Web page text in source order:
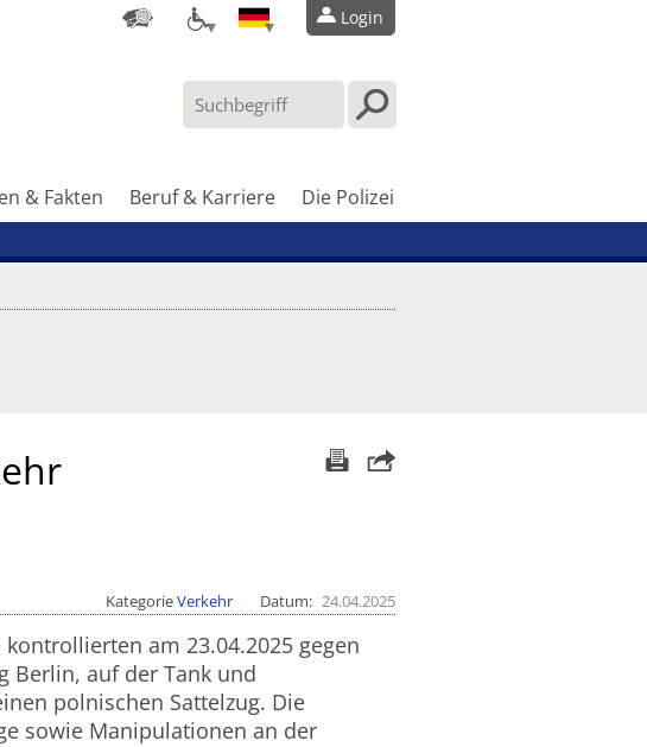
Login
& Fakten Beruf & Karriere Die Polizei
KategorieVerkehr Datum 24.04.2025
am 23.04.2025 gegen
Berlin, auf der Tank und
polnischen Sattelzug. Die
sowie Manipulationen an der